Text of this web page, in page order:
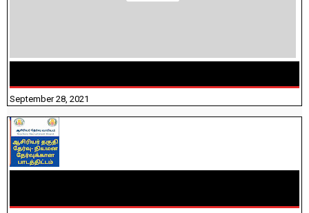
September 28, 2021